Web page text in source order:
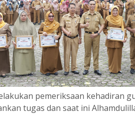
pemeriksaan kehadiran
tugas dan saat ini